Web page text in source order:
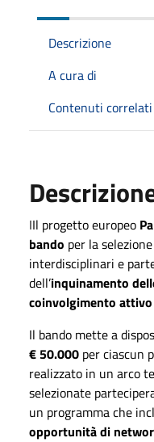
Descrizione
A cura di
Contenuti correlati
IIl progetto europeo
bando per la
interdisciplinari e
dell’inquinamento
coinvolgimento
Il bando mette a
€50.000 per ciascun
realizzato in un arco
selezionate
un programma che
opportunità di